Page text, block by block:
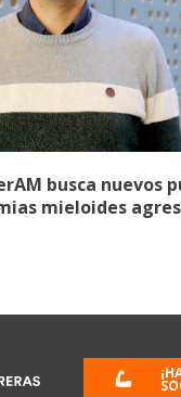
busca nuevos
mieloides